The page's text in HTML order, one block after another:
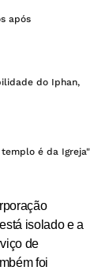
após
do Iphan,
é da Igreja"
isolado e a
de
foi